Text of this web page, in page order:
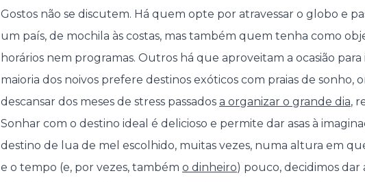
Gostos não se discutem. Há quem opte por atravessar o globo e
um país, de mochila às costas, mas também quem tenha como
horários nem programas. Outros há que aproveitam a ocasião para
maioria dos noivos prefere destinos exóticos com praias de sonho,
descansar dos meses de stress passados a organizar o grande dia,
Sonhar com o destino ideal é delicioso e permite dar asas à
destino de lua de mel escolhido, muitas vezes, numa altura em
e o tempo (e, por vezes, também o dinheiro) pouco, decidimos dar